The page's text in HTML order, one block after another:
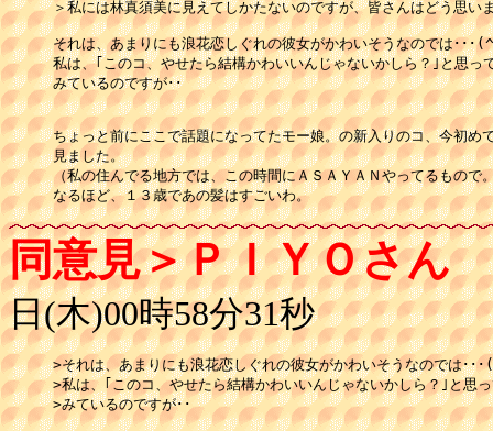
＞私には林真須美に見えてしかたないのですが、皆さんはどう思い
それは、あまりにも浪花恋しぐれの彼女がかわいそうなのでは･･
私は、｢このコ、やせたら結構かわいいんじゃないかしら？｣と思っ
みているのですが･･
ちょっと前にここで話題になってたモー娘。の新入りのコ、今初め
見ました。
（私の住んでる地方では、この時間にＡＳＡＹＡＮやってるもので
同意見＞ＰＩＹＯさん
日(木)00時58分31秒
>それは、あまりにも浪花恋しぐれの彼女がかわいそうなのでは･
>私は、｢このコ、やせたら結構かわいいんじゃないかしら？｣と思
>みているのですが･･